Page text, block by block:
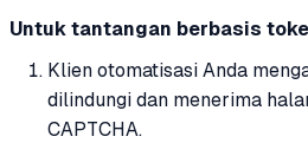
Untuk tantangan berbasis
Klien otomatisasi Anda
dilindungi dan menerima
CAPTCHA.